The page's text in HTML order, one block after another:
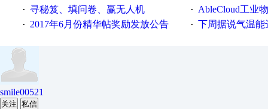
· 寻秘笈、填问卷、赢无人机 · AbleCloud工业物联
· 2017年6月份精华帖奖励发放公告 · 下周据说气温能
smile00521
关注 私信